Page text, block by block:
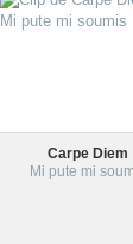
Carpe Diem
Mi pute mi